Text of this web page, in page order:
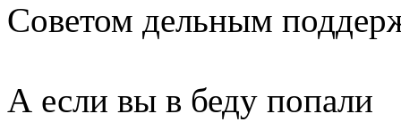
Советом дельным
А если вы в беду попали